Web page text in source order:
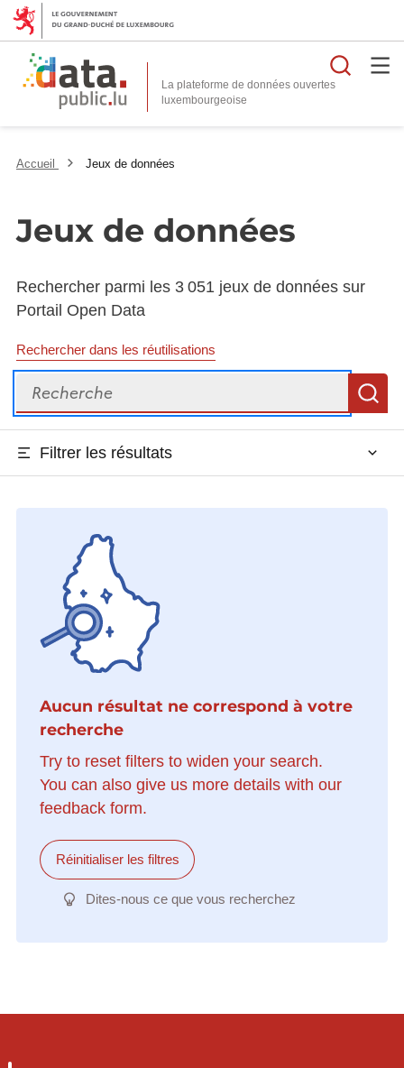
La plateforme de données ouvertes
Accueil Jeux de données
Jeux de données
Rechercher parmi les 3 051 jeux de données sur
Portail Open Data
Rechercher dans les réutilisations
Recherche
Filtrer les résultats
Aucun résultat ne correspond à votre
recherche
Try to reset filters to widen your search.
You can also give us more details with our
feedback form.
Réinitialiser les filtres
Dites-nous ce que vous recherchez